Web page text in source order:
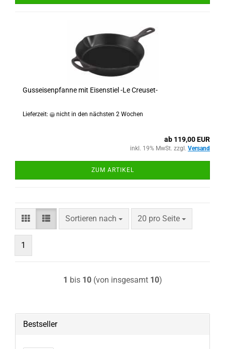
Gusseisenpfanne mit Eisenstiel -Le Creuset-
Lieferzeit: nicht in den nächsten 2 Wochen
ab 119,00 EUR
inkl. 19% MwSt. zzgl. Versand
ZUM ARTIKEL
Sortieren nach
Sortieren nach 20 pro Seite
pro Seite
1
1 bis 10(von insgesamt 10)
Bestseller